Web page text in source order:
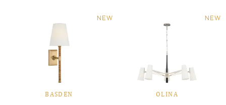
NEW
BASDEN
NEW
OLINA